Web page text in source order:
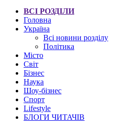
ВСІ РОЗДІЛИ
Головна
Україна
Всі новини розділу
Політика
Місто
Світ
Бізнес
Наука
Шоу-бізнес
Спорт
Lifestyle
БЛОГИ ЧИТАЧІВ